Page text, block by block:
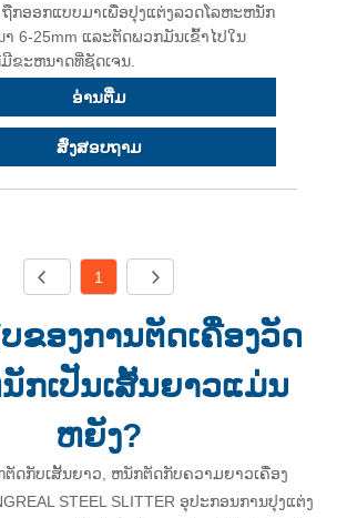
ຖືກອອກແບບມາເພື່ອປຸງແຕ່ງລວດໂລຫະຫນັກ
6-25mm ແລະຕັດພວກມັນເຂົ້າໄປໃນ
ຂະຫນາດທີ່ຊັດເຈນ.
ອ່ານ​ຕື່ມ
ສົ່ງສອບຖາມ
1
ຂອງການຕັດເຄື່ອງວັດ
ກເປັນເສັ້ນຍາວແມ່ນ
ຫຍັງ?
ຕັດກັບເສັ້ນຍາວ, ຫນັກຕັດກັບຄວາມຍາວເຄື່ອງ
STEEL SLITTER ອຸປະກອນການປຸງແຕ່ງ